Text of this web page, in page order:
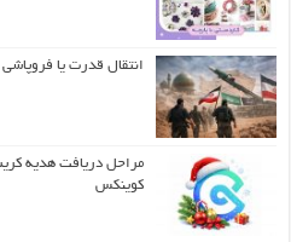
انتقال قدرت یا فروپاشی
مراحل دریافت هدیه
کوینکس